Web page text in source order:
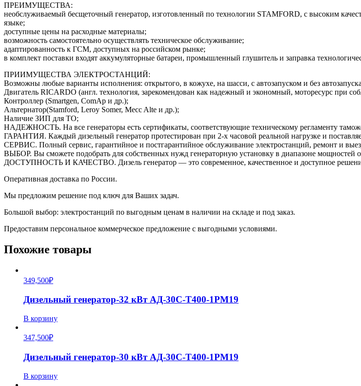
ПРЕИМУЩЕСТВА:
необслуживаемый бесщеточный генератор, изготовленный по технологии STAMFORD, с высоким
языке;
доступные цены на расходные материалы;
возможность самостоятельно осуществлять техническое обслуживание;
адаптированность к ГСМ, доступных на российском рынке;
в комплект поставки входят аккумуляторные батареи, промышленный глушитель и заправка
ПРИИМУЩЕСТВА ЭЛЕКТРОСТАНЦИЙ:
Возможны любые варианты исполнения: открытого, в кожухе, на шасси, с автозапуском и без
Двигатель RICARDO (англ. технология, зарекомендован как надежный и экономный, моторесурс при
Контроллер (Smartgen, ComAp и др.);
Альтернатор(Stamford, Leroy Somer, Mecc Alte и др.);
Наличие ЗИП для ТО;
НАДЕЖНОСТЬ. На все генераторы есть сертификаты, соответствующие техническому регламенту
ГАРАНТИЯ. Каждый дизельный генератор протестирован при 2-х часовой реальной нагрузке и
СЕРВИС. Полный сервис, гарантийное и постгарантийное обслуживание электростанций, ремонт и
ВЫБОР. Вы сможете подобрать для собственных нужд генераторную установку в диапазоне мощностей
ДОСТУПНОСТЬ И КАЧЕСТВО. Дизель генератор — это современное, качественное и доступное решение
Оперативная доставка по России.
Мы предложим решение под ключ для Ваших задач.
Большой выбор: электростанций по выгодным ценам в наличии на складе и под заказ.
Предоставим персональное коммерческое предложение с выгодными условиями.
Похожие товары
349,500₽
Дизельный генератор-32 кВт АД-30С-Т400-1РМ19
В корзину
347,500₽
Дизельный генератор-30 кВт АД-30С-Т400-1РМ19
В корзину